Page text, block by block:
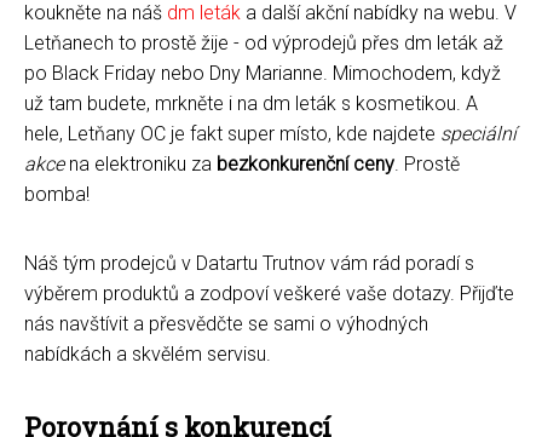
koukněte na náš dm leták a další akční nabídky na webu. V
Letňanech to prostě žije - od výprodejů přes dm leták až
po Black Friday nebo Dny Marianne. Mimochodem, když
už tam budete, mrkněte i na dm leták s kosmetikou. A
hele, Letňany OC je fakt super místo, kde najdete speciální
akcena elektroniku za bezkonkurenční ceny. Prostě
bomba!
Náš tým prodejců v Datartu Trutnov vám rád poradí s
výběrem produktů a zodpoví veškeré vaše dotazy. Přijďte
nás navštívit a přesvědčte se sami o výhodných
nabídkách a skvělém servisu.
Porovnání s konkurencí